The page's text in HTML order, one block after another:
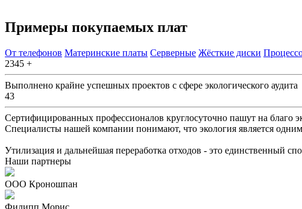
Примеры покупаемых плат
От телефонов Материнские платы Серверные Жёсткие диски
2345 +
Выполнено крайне успешных проектов с сфере экологического аудита
43
Сертифицированных профессионалов круглосуточно пашут на благо
Специалисты нашей компании понимают, что экология является
Утилизация и дальнейшая переработка отходов - это единственный
Наши партнеры
ООО Кроношпан
Филипп Морис